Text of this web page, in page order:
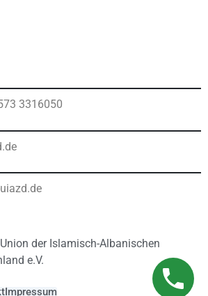
3316050
der Islamisch-Albanischen
e.V.
Impressum